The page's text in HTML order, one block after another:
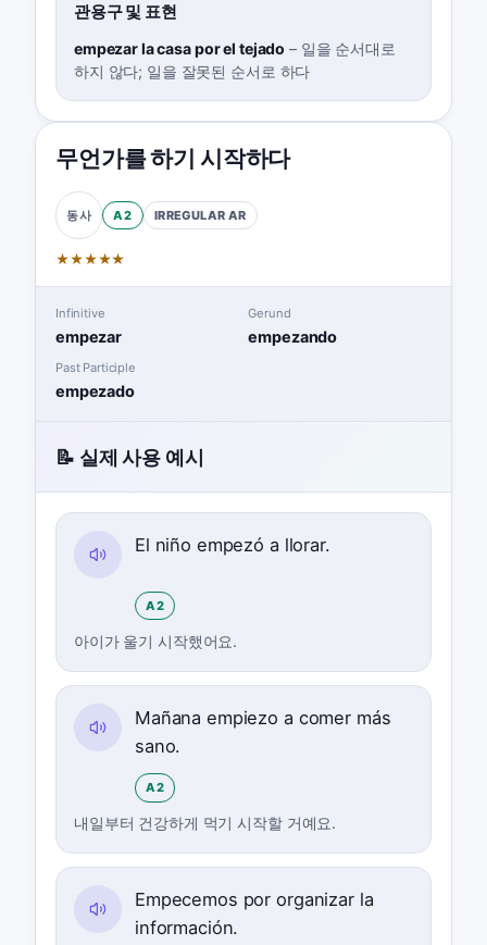
관용구 및 표현
empezar la casa por el tejado – 일을 순서대로
하지 않다; 일을 잘못된 순서로 하다
무언가를 하기 시작하다
동사 A2 IRREGULAR AR
★★★★★
Infinitive
empezar
Gerund
empezando
Past Participle
empezado
📝 실제 사용 예시
El niño empezó a llorar.
A2
아이가 울기 시작했어요.
Mañana empiezo a comer más
sano.
A2
내일부터 건강하게 먹기 시작할 거예요.
Empecemos por organizar la
información.